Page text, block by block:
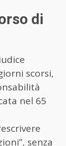
di
scorsi,
nel 65
senza